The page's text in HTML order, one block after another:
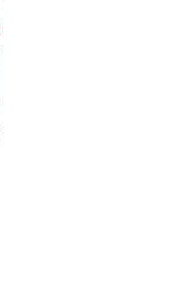
の茶国漫遊